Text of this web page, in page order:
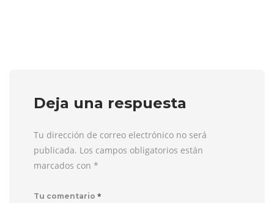
Deja una respuesta
Tu dirección de correo electrónico no será
publicada. Los campos obligatorios están
marcados con *
Tu comentario *